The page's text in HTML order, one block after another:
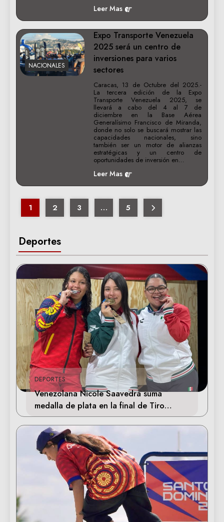
Deportes
DEPORTES
Venezolana Nicole Saavedra suma
medalla de plata en la final de Tiro
Deportivo
Leer Mas
NACIONALES
Expo Transporte Venezuela
2025 será un centro de
inversiones para varios
sectores
Caracas, 13 de Octubre del 2025.-
La tercera edición de la Expo
Transporte Venezuela 2025, se
llevará a cabo del 4 al 7 de
diciembre en la Base Aérea
Generalísimo Francisco de Miranda,
donde no solo se buscará mostrar las
capacidades nacionales, sino
también ser un motor de alianzas
estratégicas y un centro de
oportunidades de inversión en…
Leer Mas
1 2 3 … 5